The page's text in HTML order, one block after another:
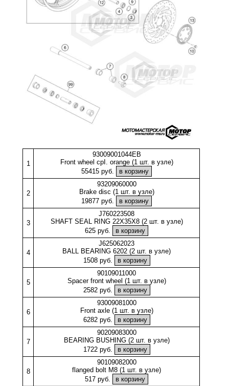
1
93009001044EB
Front wheel cpI. orange (1 шт. в узле)
55415 руб.
2
93209060000
Brake disc (1 шт. в узле)
19877 руб.
3
J760223508
SHAFT SEAL RING 22X35X8 (2 шт. в узле)
625 руб.
4
J625062023
BALL BEARING 6202 (2 шт. в узле)
1508 руб.
5
90109011000
Spacer front wheel (1 шт. в узле)
2582 руб.
6
93009081000
Front axle (1 шт. в узле)
6282 руб.
7
90209083000
BEARING BUSHING (2 шт. в узле)
1722 руб.
8
90109082000
flanged bolt M8 (1 шт. в узле)
517 руб.